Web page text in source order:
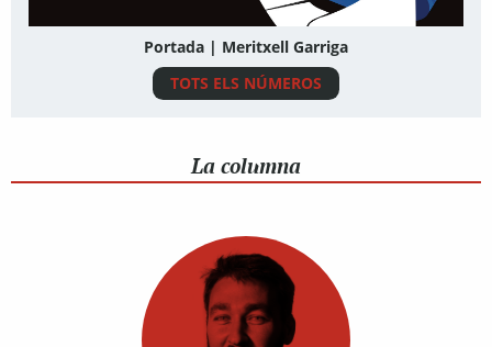
Portada | Meritxell Garriga
TOTS ELS NÚMEROS
La columna